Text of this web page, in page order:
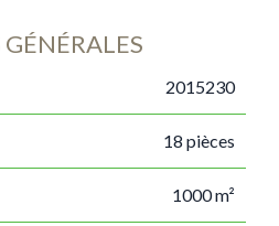
2015230
18 pièces
1000 m²